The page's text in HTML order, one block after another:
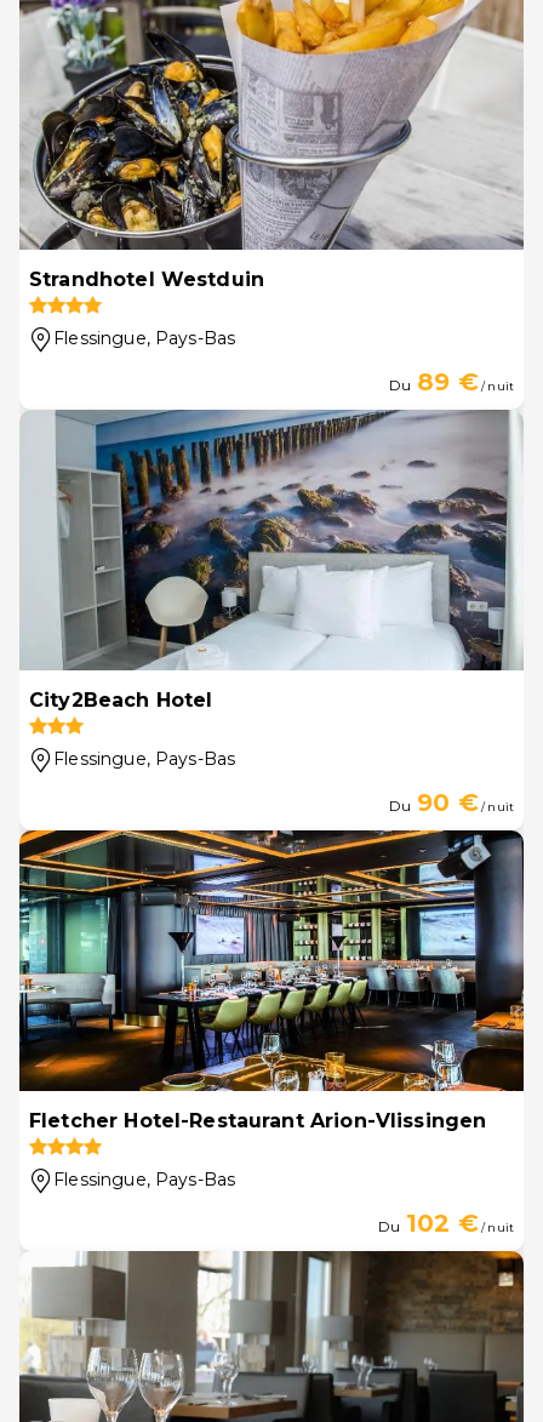
Strandhotel Westduin
Flessingue, Pays-Bas
Du 89 €/ nuit
City2Beach Hotel
Flessingue, Pays-Bas
Du 90 €/ nuit
Fletcher Hotel-Restaurant Arion-Vlissingen
Flessingue, Pays-Bas
Du 102 €/ nuit